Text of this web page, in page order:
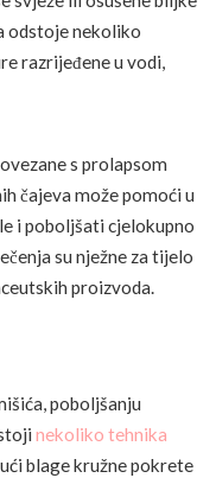
odstoje nekoliko
razrijeđene u vodi,
s prolapsom
čajeva može pomoći u
i poboljšati cjelokupno
su nježne za tijelo
proizvoda.
poboljšanju
nekoliko tehnika
blage kružne pokrete